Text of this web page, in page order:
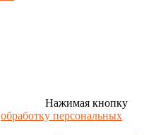
Нажимая кнопку
обработку персональных